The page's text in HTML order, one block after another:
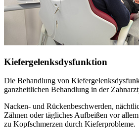
Kiefergelenksdysfunktion
Die Behandlung von
ganzheitlichen Behandlung in der
Nacken- und Rückenbeschwerden,
Zähnen oder tägliches Aufbeißen vor
zu Kopfschmerzen durch Kieferprobleme.